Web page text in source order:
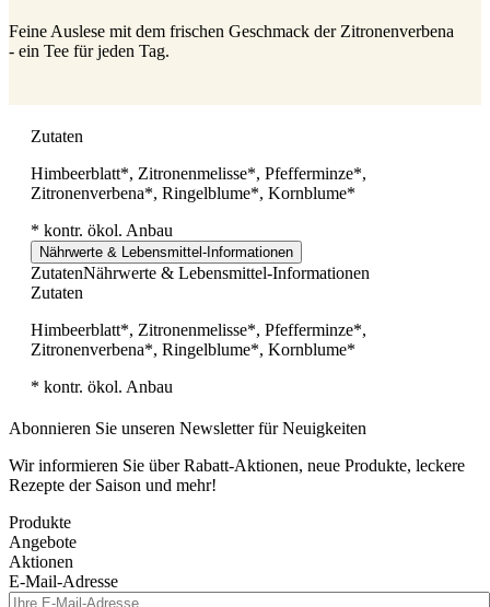
Feine Auslese mit dem frischen Geschmack der Zitronenverbena
- ein Tee für jeden Tag.
Zutaten
Himbeerblatt*, Zitronenmelisse*, Pfefferminze*,
Zitronenverbena*, Ringelblume*, Kornblume*
* kontr. ökol. Anbau
Nährwerte & Lebensmittel-Informationen
ZutatenNährwerte & Lebensmittel-Informationen
Zutaten
Himbeerblatt*, Zitronenmelisse*, Pfefferminze*,
Zitronenverbena*, Ringelblume*, Kornblume*
* kontr. ökol. Anbau
Abonnieren Sie unseren Newsletter für Neuigkeiten
Wir informieren Sie über Rabatt-Aktionen, neue Produkte, leckere
Rezepte der Saison und mehr!
Produkte
Angebote
Aktionen
E-Mail-Adresse